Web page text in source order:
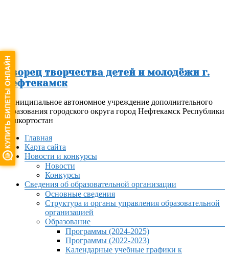
Дворец творчества детей и молодёжи г.
Нефтекамск
Муниципальное автономное учреждение дополнительного
образования городского округа город Нефтекамск Республики
Башкортостан
МенюГлавная
Карта сайта
Новости и конкурсы
Новости
Конкурсы
Сведения об образовательной организации
Основные сведения
Структура и органы управления образовательной
организацией
Образование
Программы (2024-2025)
Программы (2022-2023)
Календарные учебные графики к